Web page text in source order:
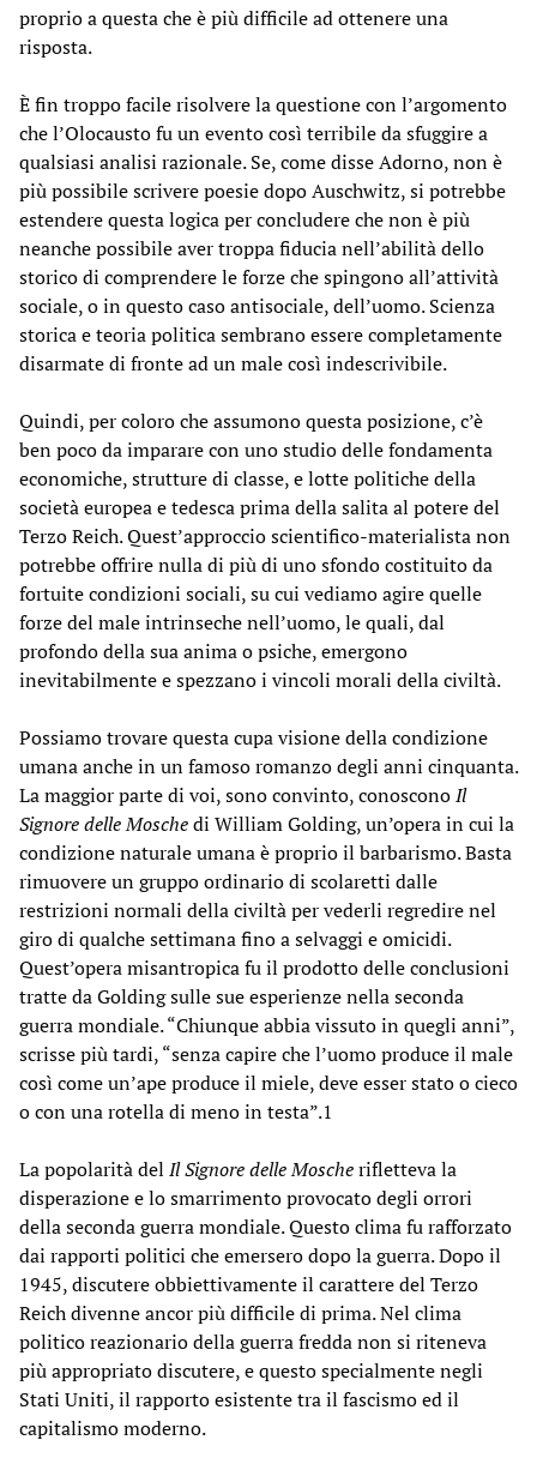
proprio a questa che è più difficile ad ottenere una
risposta.
È fin troppo facile risolvere la questione con l’argomento
che l’Olocausto fu un evento così terribile da sfuggire a
qualsiasi analisi razionale. Se, come disse Adorno, non è
più possibile scrivere poesie dopo Auschwitz, si potrebbe
estendere questa logica per concludere che non è più
neanche possibile aver troppa fiducia nell’abilità dello
storico di comprendere le forze che spingono all’attività
sociale, o in questo caso antisociale, dell’uomo. Scienza
storica e teoria politica sembrano essere completamente
disarmate di fronte ad un male così indescrivibile.
Quindi, per coloro che assumono questa posizione, c’è
ben poco da imparare con uno studio delle fondamenta
economiche, strutture di classe, e lotte politiche della
società europea e tedesca prima della salita al potere del
Terzo Reich. Quest’approccio scientifico-materialista non
potrebbe offrire nulla di più di uno sfondo costituito da
fortuite condizioni sociali, su cui vediamo agire quelle
forze del male intrinseche nell’uomo, le quali, dal
profondo della sua anima o psiche, emergono
inevitabilmente e spezzano i vincoli morali della civiltà.
Possiamo trovare questa cupa visione della condizione
umana anche in un famoso romanzo degli anni cinquanta.
La maggior parte di voi, sono convinto, conosconoIl
Signore delle Moschedi William Golding, un’opera in cui la
condizione naturale umana è proprio il barbarismo. Basta
rimuovere un gruppo ordinario di scolaretti dalle
restrizioni normali della civiltà per vederli regredire nel
giro di qualche settimana fino a selvaggi e omicidi.
Quest’opera misantropica fu il prodotto delle conclusioni
tratte da Golding sulle sue esperienze nella seconda
guerra mondiale. “Chiunque abbia vissuto in quegli anni”,
scrisse più tardi, “senza capire che l’uomo produce il male
così come un’ape produce il miele, deve esser stato o cieco
o con una rotella di meno in testa”.1
La popolarità del IlSignore delle Moscherifletteva la
disperazione e lo smarrimento provocato degli orrori
della seconda guerra mondiale. Questo clima fu rafforzato
dai rapporti politici che emersero dopo la guerra. Dopo il
1945, discutere obbiettivamente il carattere del Terzo
Reich divenne ancor più difficile di prima. Nel clima
politico reazionario della guerra fredda non si riteneva
più appropriato discutere, e questo specialmente negli
Stati Uniti, il rapporto esistente tra il fascismo ed il
capitalismo moderno.